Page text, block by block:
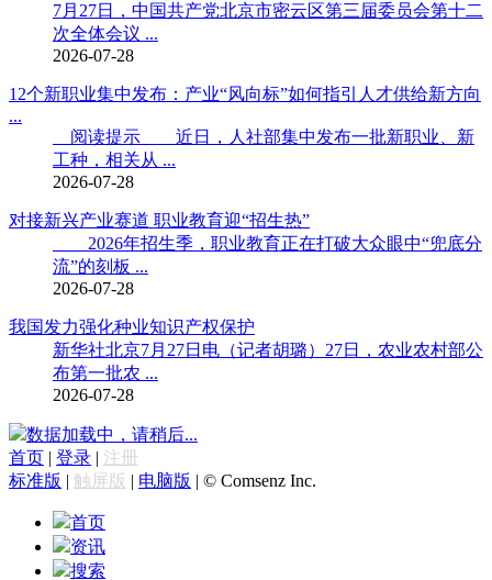
7月27日，中国共产党北京市密云区第三届委员会第十二
次全体会议 ...
2026-07-28
12个新职业集中发布：产业“风向标”如何指引人才供给新方向
...
阅读提示 近日，人社部集中发布一批新职业、新
工种，相关从 ...
2026-07-28
对接新兴产业赛道 职业教育迎“招生热”
2026年招生季，职业教育正在打破大众眼中“兜底分
流”的刻板 ...
2026-07-28
我国发力强化种业知识产权保护
新华社北京7月27日电（记者胡璐）27日，农业农村部公
布第一批农 ...
2026-07-28
数据加载中，请稍后...
首页 | 登录 | 注册
标准版 | 触屏版 | 电脑版 | © Comsenz Inc.
首页
资讯
搜索